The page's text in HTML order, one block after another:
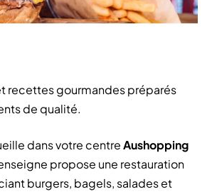
recettes gourmandes préparés
de qualité.
dans votre centreAushopping
propose une restauration
burgers, bagels, salades et